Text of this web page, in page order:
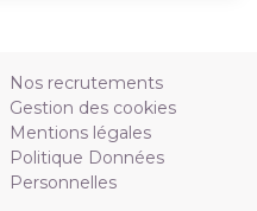
Nos recrutements
Gestion des cookies
Mentions légales
Politique Données
Personnelles